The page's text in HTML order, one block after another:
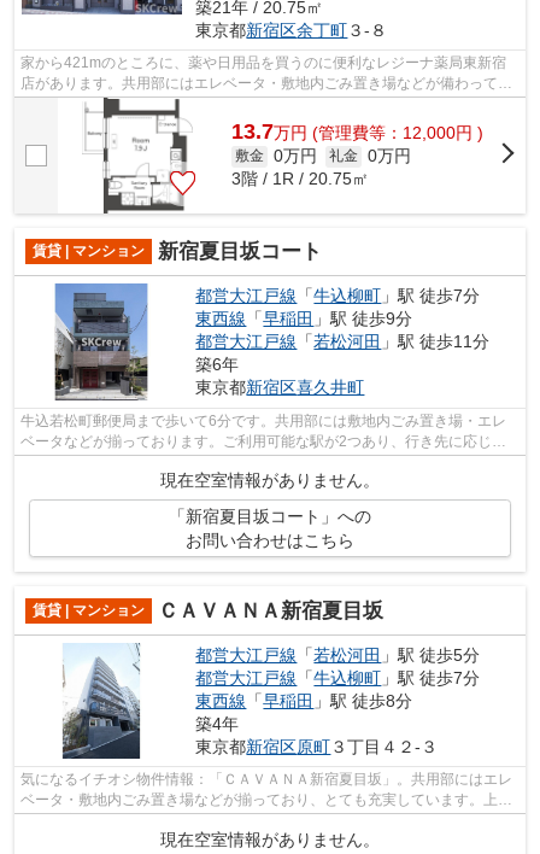
築21年 / 20.75㎡
東京都新宿区余丁町３-８
家から421mのところに、薬や日用品を買うのに便利なレジーナ薬局東新宿
店があります。共用部にはエレベータ・敷地内ごみ置き場などが備わってお
りとても充実しています。こちらは初期...
13.7万円 (管理費等：12,000円 )
敷金 0万円 礼金 0万円
3階 / 1R / 20.75㎡
賃貸 | マンション 新宿夏目坂コート
都営大江戸線 「牛込柳町 」駅 徒歩7分
東西線 「早稲田 」駅 徒歩9分
都営大江戸線 「若松河田 」駅 徒歩11分
築6年
東京都新宿区喜久井町
牛込若松町郵便局まで歩いて6分です。共用部には敷地内ごみ置き場・エレ
ベータなどが揃っております。ご利用可能な駅が2つあり、行き先に応じて
乗車駅の使い分けができます。こちらの...
現在空室情報がありません。
「新宿夏目坂コート」への
お問い合わせはこちら
賃貸 | マンション ＣＡＶＡＮＡ新宿夏目坂
都営大江戸線 「若松河田 」駅 徒歩5分
都営大江戸線 「牛込柳町 」駅 徒歩7分
東西線 「早稲田 」駅 徒歩8分
築4年
東京都新宿区原町３丁目４２-３
気になるイチオシ物件情報：「ＣＡＶＡＮＡ新宿夏目坂」。共用部にはエレ
ベータ・敷地内ごみ置き場などが揃っており、とても充実しています。上か
現在空室情報がありません。